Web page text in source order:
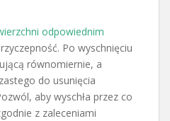
odpowiednim
Po wyschnięciu
równomiernie, a
do usunięcia
aby wyschła przez co
z zaleceniami